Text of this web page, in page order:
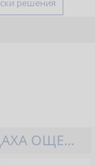
решения
ОЩЕ...